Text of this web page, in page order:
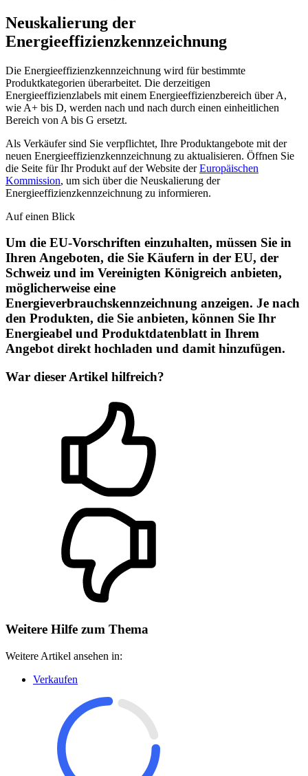
Neuskalierung der
Energieeffizienzkennzeichnung
Die Energieeffizienzkennzeichnung wird für bestimmte
Produktkategorien überarbeitet. Die derzeitigen
Energieeffizienzlabels mit einem Energieeffizienzbereich über A,
wie A+ bis D, werden nach und nach durch einen einheitlichen
Bereich von A bis G ersetzt.
Als Verkäufer sind Sie verpflichtet, Ihre Produktangebote mit der
neuen Energieeffizienzkennzeichnung zu aktualisieren. Öffnen Sie
die Seite für Ihr Produkt auf der Website derEuropäischen
Kommission, um sich über die Neuskalierung der
Energieeffizienzkennzeichnung zu informieren.
Auf einen Blick
Um die EU-Vorschriften einzuhalten, müssen Sie in
Ihren Angeboten, die Sie Käufern in der EU, der
Schweiz und im Vereinigten Königreich anbieten,
möglicherweise eine
Energieverbrauchskennzeichnung anzeigen. Je nach
den Produkten, die Sie anbieten, können Sie Ihr
Energieabel und Produktdatenblatt in Ihrem
Angebot direkt hochladen und damit hinzufügen.
War dieser Artikel hilfreich?
Weitere Hilfe zum Thema
Weitere Artikel ansehen in:
Verkaufen